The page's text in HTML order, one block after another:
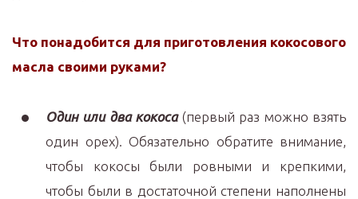
Что понадобится для приготовления кокосового
масла своими руками?
Один или два кокоса (первый раз можно взять
один орех). Обязательно обратите внимание,
чтобы кокосы были ровными и крепкими,
чтобы были в достаточной степени наполнены